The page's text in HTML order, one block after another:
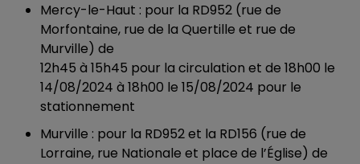
Mercy-le-Haut : pour la RD952 (rue de
Morfontaine, rue de la Quertille et rue de
Murville) de
12h45 à 15h45 pour la circulation et de 18h00 le
14/08/2024 à 18h00 le 15/08/2024 pour le
stationnement
Murville : pour la RD952 et la RD156 (rue de
Lorraine, rue Nationale et place de l’Église) de